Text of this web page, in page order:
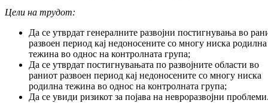
Цели на трудот:
Да се утврдaт генералните развојни постигнувања во
развоен период кај недоносените со многу ниска родилна
тежина во однос на контролната група;
Да се утврдат постигнувањата по развојните области во
раниот развоен период кај недоносените со многу ниска
родилна тежина во однос на контролната група;
Да се увиди ризикот за појава на невроразвојни